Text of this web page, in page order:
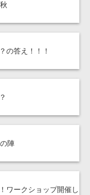
の答え！！！
陣
ワークショップ開催し